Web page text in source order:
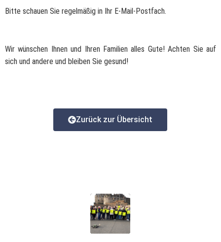
Bitte schauen Sie regelmäßig in Ihr E-Mail-Postfach.
Wir wünschen Ihnen und Ihren Familien alles Gute! Achten Sie auf
sich und andere und bleiben Sie gesund!
Zurück zur Übersicht